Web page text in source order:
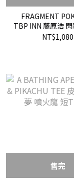
FRAGMENT
TBP INN 藤原浩
積木 樂高 5款
NT$1,080
售完